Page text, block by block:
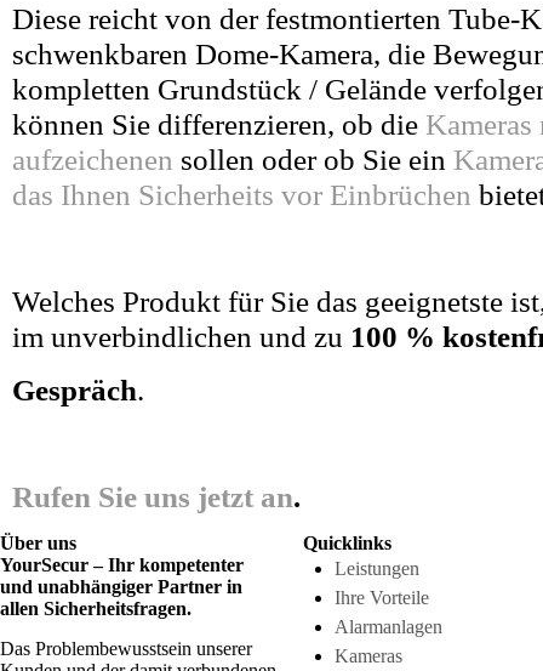
Diese reicht von der festmontierten Tube-
schwenkbaren Dome-Kamera, die
kompletten Grundstück / Gelände
können Sie differenzieren, ob die
aufzeichenen sollen oder ob Sie ein
das Ihnen Sicherheits vor Einbrüchen
Welches Produkt für Sie das geeignetste
im unverbindlichen und zu 100 %
Gespräch.
Rufen Sie uns jetzt an.
Über uns
YourSecur – Ihr kompetenter
und unabhängiger Partner in
allen Sicherheitsfragen.
Das Problembewusstsein unserer
Quicklinks
Leistungen
Ihre Vorteile
Alarmanlagen
Kameras